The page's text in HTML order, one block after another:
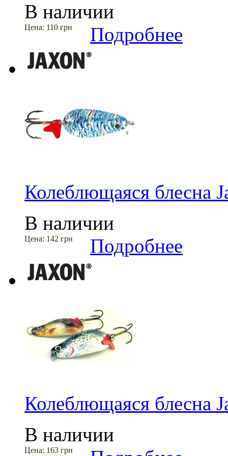
В наличии
Цена: 110 грн Подробнее
Колеблющаяся блесна
В наличии
Цена: 142 грн Подробнее
Колеблющаяся блесна
В наличии
Цена: 163 грн